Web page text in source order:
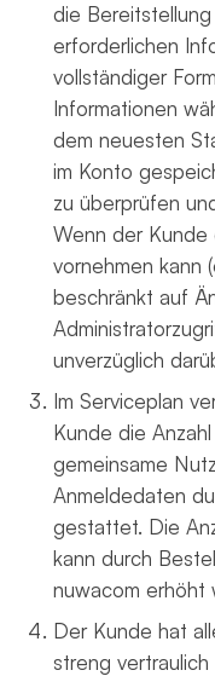
die
erforderlichen
vollständiger
Informationen
dem neuesten
im Konto
zu überprüfen
Wenn der
vornehmen kann
beschränkt auf
unverzüglich
Im Serviceplan
Kunde die
gemeinsame
Anmeldedaten
gestattet. Die
kann durch
nuwacom erhöht
Der Kunde hat
streng